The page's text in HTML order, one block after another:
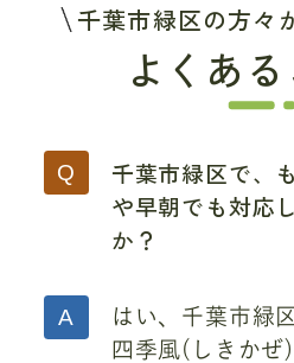
千葉市緑区の方々
よくあ
千葉市緑区で、
や早朝でも対応
か？
はい、千葉市緑
四季風(しきかぜ